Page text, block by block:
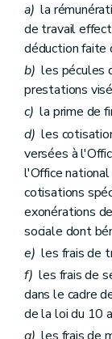
a) la
de travail
déduction faite
b) les pécules
prestations
c) la prime de
d) les
versées à
l'Office
cotisations
exonérations
sociale dont
e) les frais de
f) les frais de
dans le cadre
de la loi du 10